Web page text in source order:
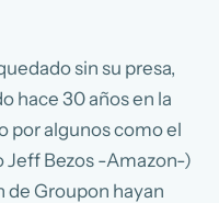
sin su presa,
hace 30 años en la
por algunos como el
Jeff Bezos -Amazon-)
de Groupon hayan